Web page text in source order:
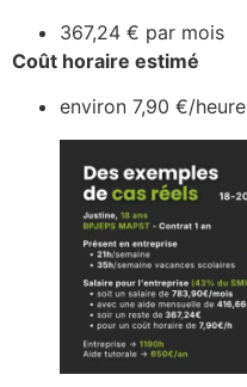
367,24 € par mois
Coût horaire estimé
environ 7,90 €/heure